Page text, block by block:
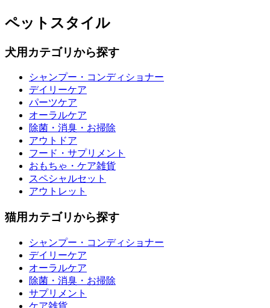
ペットスタイル
犬用カテゴリから探す
シャンプー・コンディショナー
デイリーケア
パーツケア
オーラルケア
除菌・消臭・お掃除
アウトドア
フード・サプリメント
おもちゃ・ケア雑貨
スペシャルセット
アウトレット
猫用カテゴリから探す
シャンプー・コンディショナー
デイリーケア
オーラルケア
除菌・消臭・お掃除
サプリメント
ケア雑貨